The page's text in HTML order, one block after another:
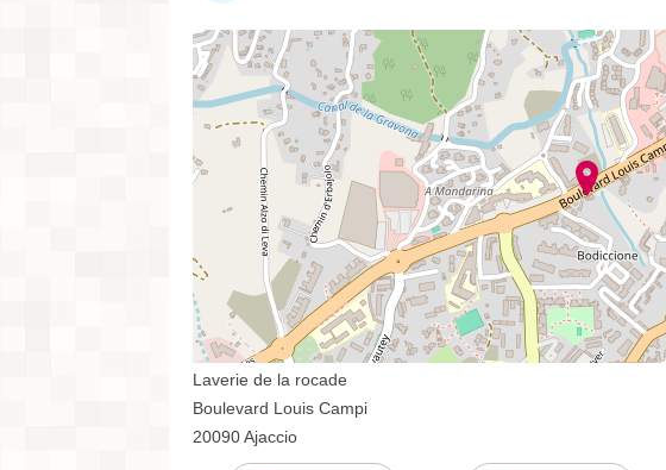
Laverie de la rocade
Boulevard Louis Campi
20090 Ajaccio